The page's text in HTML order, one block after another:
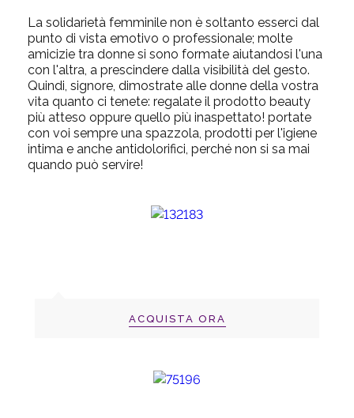
La solidarietà femminile non è soltanto esserci dal
punto di vista emotivo o professionale; molte
amicizie tra donne si sono formate aiutandosi l'una
con l'altra, a prescindere dalla visibilità del gesto.
Quindi, signore, dimostrate alle donne della vostra
vita quanto ci tenete: regalate il prodotto beauty
più atteso oppure quello più inaspettato! portate
con voi sempre una spazzola, prodotti per l'igiene
intima e anche antidolorifici, perché non si sa mai
quando può servire!
ACQUISTA ORA